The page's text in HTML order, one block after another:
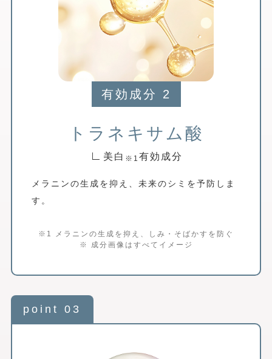
有効成分 2
トラネキサム酸
∟ 美白 ※1 有効成分
メラニンの生成を抑え、未来のシミを予防しま
す。
※1 メラニンの生成を抑え、しみ・そばかすを防ぐ
※ 成分画像はすべてイメージ
point 03